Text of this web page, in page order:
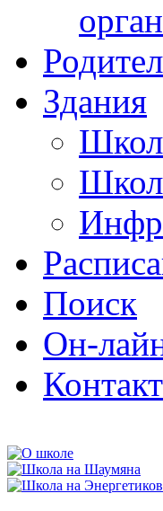
Здания
Поиск
Он-